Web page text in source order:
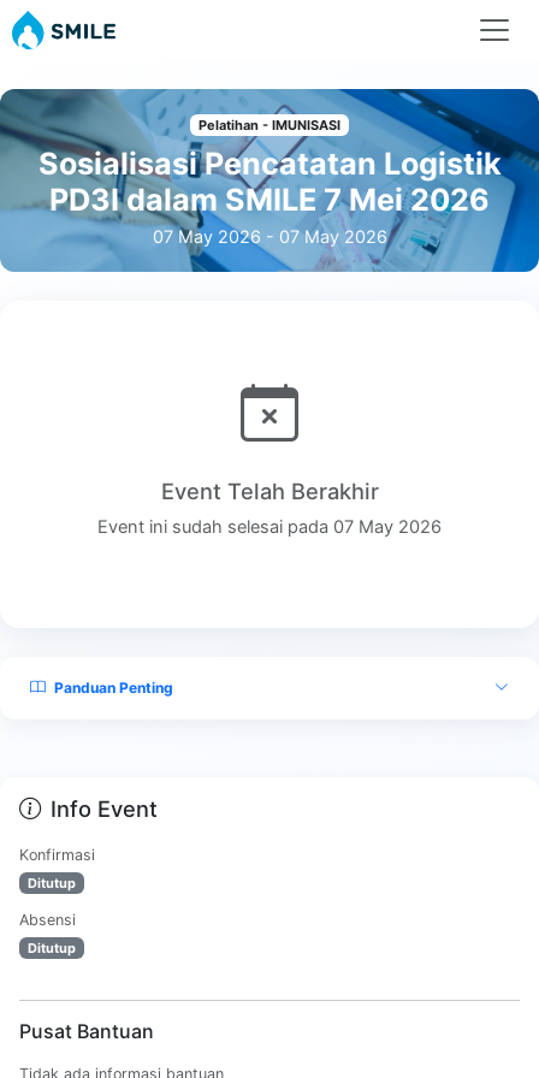
Pelatihan - IMUNISASI
Sosialisasi Pencatatan Logistik
PD3I dalam SMILE 7 Mei 2026
07 May 2026 - 07 May 2026
Event Telah Berakhir
Event ini sudah selesai pada 07 May 2026
Panduan Penting
Info Event
Konfirmasi
Ditutup
Absensi
Ditutup
Pusat Bantuan
Tidak ada informasi bantuan